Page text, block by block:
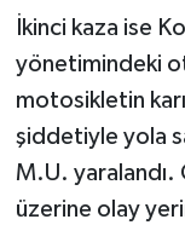
İkinci kaza ise
yönetimindeki
motosikletin
şiddetiyle yola
M.U. yaralandı.
üzerine olay